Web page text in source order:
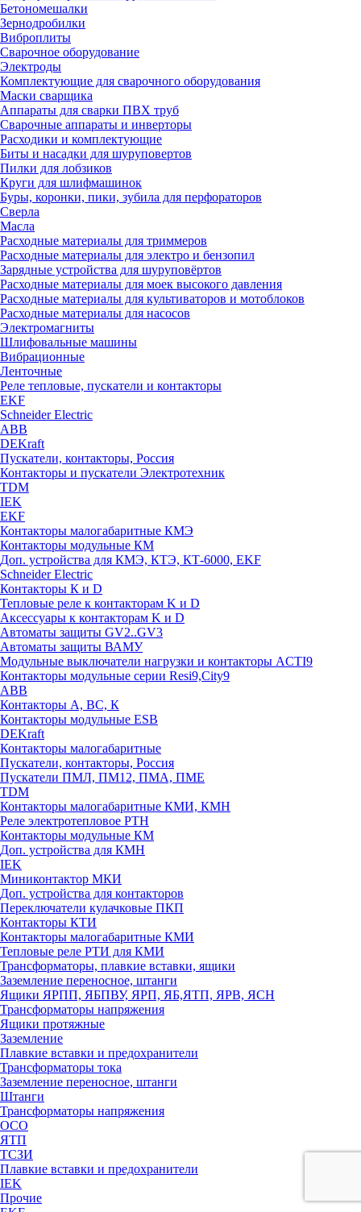
Бетономешалки
Зернодробилки
Виброплиты
Сварочное оборудование
Электроды
Комплектующие для сварочного оборудования
Маски сварщика
Аппараты для сварки ПВХ труб
Сварочные аппараты и инверторы
Расходики и комплектующие
Биты и насадки для шуруповертов
Пилки для лобзиков
Круги для шлифмашинок
Буры, коронки, пики, зубила для перфораторов
Сверла
Масла
Расходные материалы для триммеров
Расходные материалы для электро и бензопил
Зарядные устройства для шуруповёртов
Расходные материалы для моек высокого давления
Расходные материалы для культиваторов и мотоблоков
Расходные материалы для насосов
Электромагниты
Шлифовальные машины
Вибрационные
Ленточные
Реле тепловые, пускатели и контакторы
EKF
Schneider Electric
ABB
DEKraft
Пускатели, контакторы, Россия
Контакторы и пускатели Электротехник
TDM
IEK
EKF
Контакторы малогабаритные КМЭ
Контакторы модульные КМ
Доп. устройства для КМЭ, КТЭ, КТ-6000, EKF
Schneider Electric
Контакторы К и D
Тепловые реле к контакторам K и D
Аксессуары к контакторам K и D
Автоматы защиты GV2..GV3
Автоматы защиты ВАМУ
Модульные выключатели нагрузки и контакторы ACTI9
Контакторы модульные серии Resi9,City9
ABB
Контакторы А, ВС, К
Контакторы модульные ESB
DEKraft
Контакторы малогабаритные
Пускатели, контакторы, Россия
Пускатели ПМЛ, ПМ12, ПМА, ПМЕ
TDM
Контакторы малогабаритные КМИ, КМН
Реле электротепловое РТН
Контакторы модульные КМ
Доп. устройства для КМН
IEK
Миниконтактор МКИ
Доп. устройства для контакторов
Переключатели кулачковые ПКП
Контакторы КТИ
Контакторы малогабаритные КМИ
Тепловые реле РTИ для КМИ
Трансформаторы, плавкие вставки, ящики
Заземление переносное, штанги
Ящики ЯРПП, ЯБПВУ, ЯРП, ЯБ,ЯТП, ЯРВ, ЯСН
Трансформаторы напряжения
Ящики протяжные
Заземление
Плавкие вставки и предохранители
Трансформаторы тока
Заземление переносное, штанги
Штанги
Трансформаторы напряжения
ОСО
ЯТП
ТСЗИ
Плавкие вставки и предохранители
IEK
Прочие